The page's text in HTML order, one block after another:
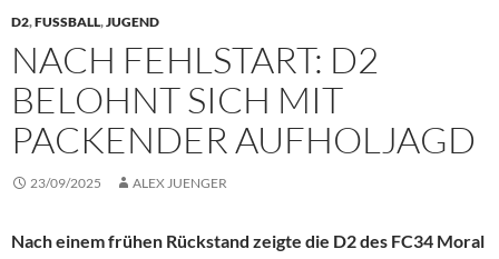
D2,FUSSBALL,JUGEND
NACH FEHLSTART: D2
BELOHNT SICH MIT
PACKENDER AUFHOLJAGD
23/09/2025 ALEX JUENGER
Nach einem frühen Rückstand zeigte die D2 des FC34 Moral